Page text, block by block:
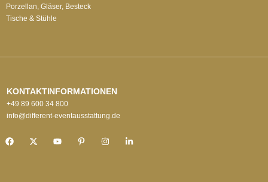
Porzellan, Gläser, Besteck
Tische & Stühle
KONTAKTINFORMATIONEN
+49 89 600 34 800
info@different-eventausstattung.de